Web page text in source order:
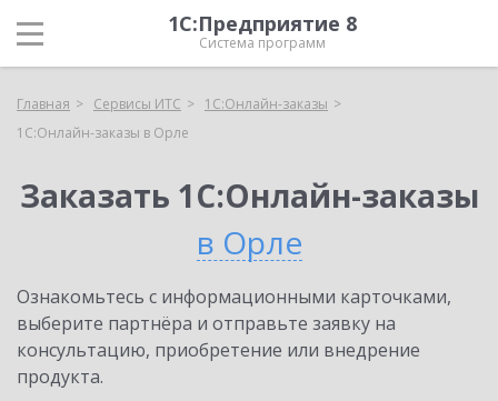
1С:Предприятие 8
Система программ
Главная Сервисы ИТС
1С:Онлайн-заказы
1С:Онлайн-заказы в Орле
Заказать 1С:Онлайн-заказы
в Орле
Ознакомьтесь с информационными карточками,
выберите партнёра и отправьте заявку на
консультацию, приобретение или внедрение
продукта.